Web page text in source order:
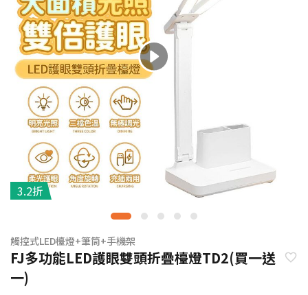
3.2折
觸控式LED檯燈+筆筒+手機架
FJ多功能LED護眼雙頭折疊檯燈TD2(買一送
一)